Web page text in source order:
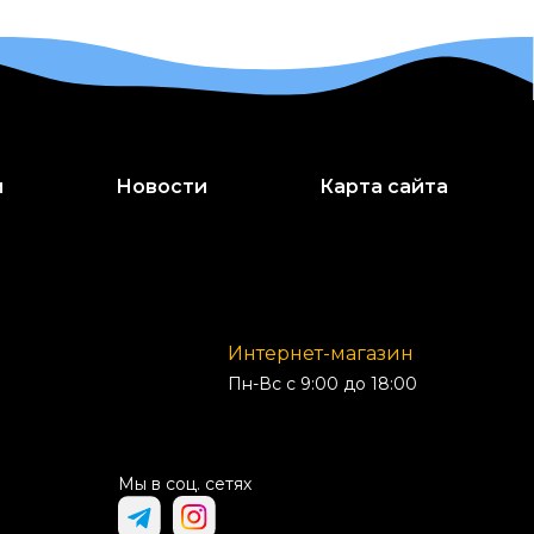
Новости Карта сайта
Интернет-магазин
Пн-Вс с 9:00 до 18:00
Мы в соц. сетях